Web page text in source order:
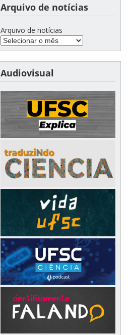
Arquivo de notícias
Arquivo de notícias
Audiovisual